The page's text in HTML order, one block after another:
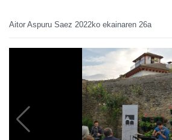
Aitor Aspuru Saez 2022ko ekainaren 26a